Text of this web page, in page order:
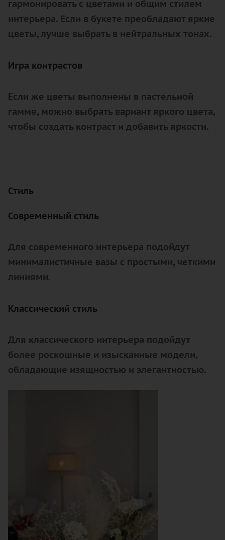
гармонировать с цветами и общим стилем
интерьера. Если в букете преобладают яркие
цветы, лучше выбрать в нейтральных тонах.
Игра контрастов
Если же цветы выполнены в пастельной
гамме, можно выбрать вариант яркого цвета,
чтобы создать контраст и добавить яркости.
Стиль
Современный стиль
Для современного интерьера подойдут
минималистичные вазы с простыми, четкими
линиями.
Классический стиль
Для классического интерьера подойдут
более роскошные и изысканные модели,
обладающие изящностью и элегантностью.